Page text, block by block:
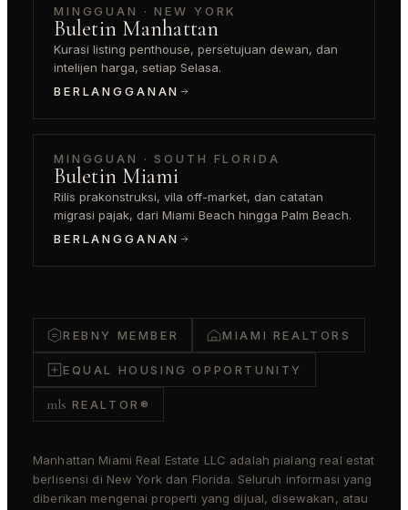
MINGGUAN · NEW YORK
Buletin Manhattan
Kurasi listing penthouse, persetujuan dewan, dan
intelijen harga, setiap Selasa.
BERLANGGANAN
MINGGUAN · SOUTH FLORIDA
Buletin Miami
Rilis prakonstruksi, vila off-market, dan catatan
migrasi pajak, dari Miami Beach hingga Palm Beach.
BERLANGGANAN
REBNY MEMBER MIAMI REALTORS
EQUAL HOUSING OPPORTUNITY
mls REALTOR®
Manhattan Miami Real Estate LLC adalah pialang real estat
berlisensi di New York dan Florida. Seluruh informasi yang
diberikan mengenai properti yang dijual, disewakan, atau